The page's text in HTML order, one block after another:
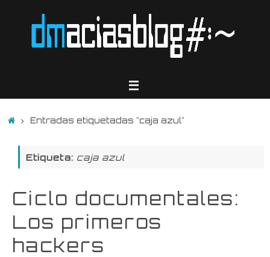
InicioEntradas etiquetadas "caja azul"
Etiqueta: caja azul
Ciclo documentales:
Los primeros
hackers